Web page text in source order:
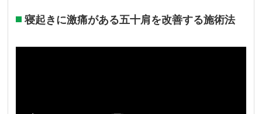
寝起きに激痛がある五十肩を改善する施術法